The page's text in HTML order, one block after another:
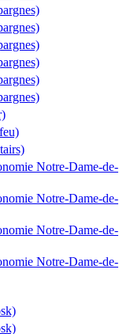
Notre-Dame-de-
Notre-Dame-de-
Notre-Dame-de-
Notre-Dame-de-